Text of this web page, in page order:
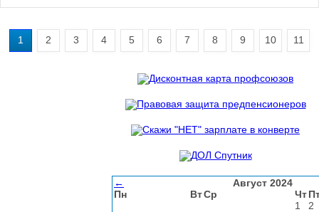
1 2 3 4 5 6 7 8 9 10 11
←
Август 2024
Пн
ВтСр Чт
1
2